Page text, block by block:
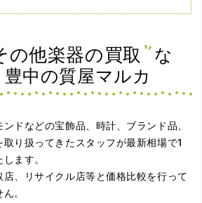
合わせから非常に分かり易く、安心
の他楽器の買取
な
豊中の質屋マルカ
ドなどの宝飾品、時計、ブランド品、
り扱ってきたスタッフが最新相場で1
ます。
店、リサイクル店等と価格比較を行って
。